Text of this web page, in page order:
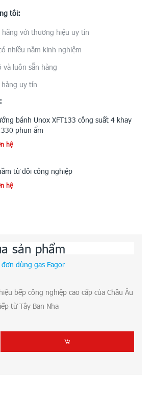
tôi:
hãng với thương hiệu uy tín
nhiều năm kinh nghiệm
luôn sẵn hàng
hàng uy tín
bánh Unox XFT133 công suất 4 khay
phun ẩm
hệ
từ đôi công nghiệp
hệ
sản phẩm
dùng gas Fagor
bếp công nghiệp cao cấp của Châu Âu
từ Tây Ban Nha